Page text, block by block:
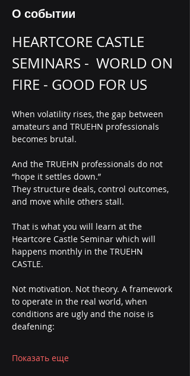
О событии
HEARTCORE CASTLE
SEMINARS -  WORLD ON
FIRE - GOOD FOR US
When volatility rises, the gap between
amateurs and TRUEHN professionals
becomes brutal.
And the TRUEHN professionals do not
“hope it settles down.”
They structure deals, control outcomes,
and move while others stall.
That is what you will learn at the
Heartcore Castle Seminar which will
happens monthly in the TRUEHN
CASTLE.
Not motivation. Not theory. A framework
to operate in the real world, when
conditions are ugly and the noise is
deafening:
Показать еще